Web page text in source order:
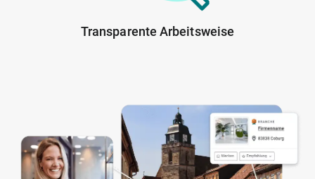
Transparente Arbeitsweise